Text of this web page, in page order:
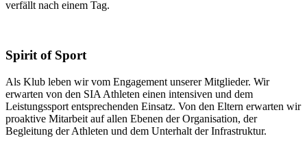
verfällt nach einem Tag.
Spirit of Sport
Als Klub leben wir vom Engagement unserer Mitglieder. Wir
erwarten von den SIA Athleten einen intensiven und dem
Leistungssport entsprechenden Einsatz. Von den Eltern erwarten wir
proaktive Mitarbeit auf allen Ebenen der Organisation, der
Begleitung der Athleten und dem Unterhalt der Infrastruktur.